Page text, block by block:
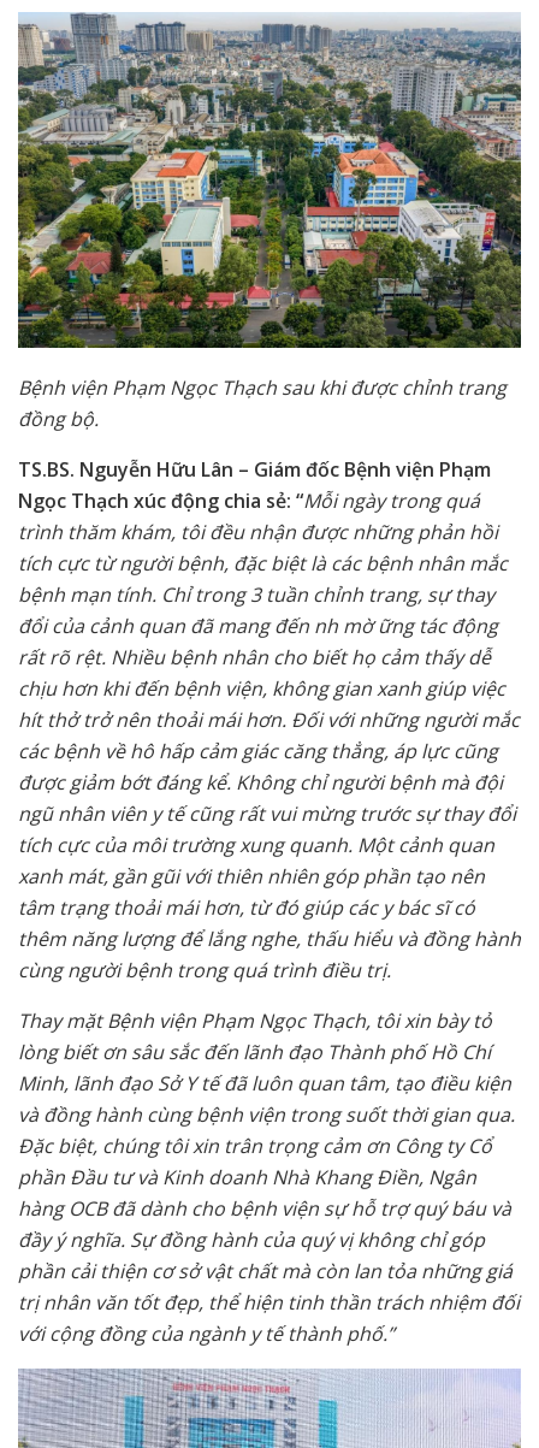
Bệnh viện Phạm Ngọc Thạch sau khi được chỉnh trang
đồng bộ.
TS.BS. Nguyễn Hữu Lân – Giám đốc Bệnh viện Phạm
Ngọc Thạch xúc động chia sẻ: “Mỗi ngày trong quá
trình thăm khám, tôi đều nhận được những phản hồi
tích cực từ người bệnh, đặc biệt là các bệnh nhân mắc
bệnh mạn tính. Chỉ trong 3 tuần chỉnh trang, sự thay
đổi của cảnh quan đã mang đến nh mờ ững tác động
rất rõ rệt. Nhiều bệnh nhân cho biết họ cảm thấy dễ
chịu hơn khi đến bệnh viện, không gian xanh giúp việc
hít thở trở nên thoải mái hơn. Đối với những người mắc
các bệnh về hô hấp cảm giác căng thẳng, áp lực cũng
được giảm bớt đáng kể. Không chỉ người bệnh mà đội
ngũ nhân viên y tế cũng rất vui mừng trước sự thay đổi
tích cực của môi trường xung quanh. Một cảnh quan
xanh mát, gần gũi với thiên nhiên góp phần tạo nên
tâm trạng thoải mái hơn, từ đó giúp các y bác sĩ có
thêm năng lượng để lắng nghe, thấu hiểu và đồng hành
cùng người bệnh trong quá trình điều trị.
Thay mặt Bệnh viện Phạm Ngọc Thạch, tôi xin bày tỏ
lòng biết ơn sâu sắc đến lãnh đạo Thành phố Hồ Chí
Minh, lãnh đạo Sở Y tế đã luôn quan tâm, tạo điều kiện
và đồng hành cùng bệnh viện trong suốt thời gian qua.
Đặc biệt, chúng tôi xin trân trọng cảm ơn Công ty Cổ
phần Đầu tư và Kinh doanh Nhà Khang Điền, Ngân
hàng OCB đã dành cho bệnh viện sự hỗ trợ quý báu và
đầy ý nghĩa. Sự đồng hành của quý vị không chỉ góp
phần cải thiện cơ sở vật chất mà còn lan tỏa những giá
trị nhân văn tốt đẹp, thể hiện tinh thần trách nhiệm đối
với cộng đồng của ngành y tế thành phố.”